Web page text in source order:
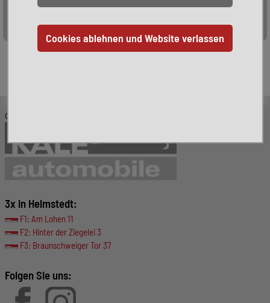
Sortieren:
© KALE-Automobile GmbH
3x in Helmstedt:
F1: Am Lohen 11
F2: Hinter der Ziegelei 3
F3: Braunschweiger Tor 37
Folgen Sie uns: